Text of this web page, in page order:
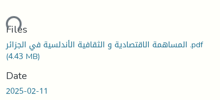
Files
المساهمة الاقتصادية و الثقافية الأندلسية في الجزائر .pdf
(4.43 MB)
Date
2025-02-11